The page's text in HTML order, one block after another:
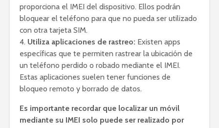
proporciona el IMEI del dispositivo. Ellos podrán
bloquear el teléfono para que no pueda ser utilizado
con otra tarjeta SIM.
4. Utiliza aplicaciones de rastreo: Existen apps
específicas que te permiten rastrear la ubicación de
un teléfono perdido o robado mediante el IMEI.
Estas aplicaciones suelen tener funciones de
bloqueo remoto y borrado de datos.
Es importante recordar que localizar un móvil
mediante su IMEI solo puede ser realizado por